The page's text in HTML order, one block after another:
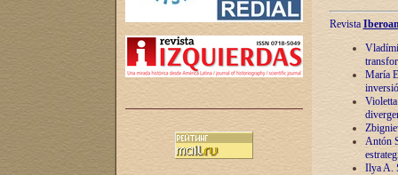
Revista
María
Antón
Ilya A.